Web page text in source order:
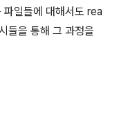
파일들에 대해서도 rea
들을 통해 그 과정을